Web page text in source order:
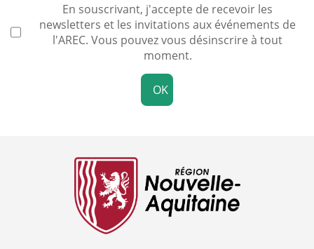
En souscrivant, j'accepte de recevoir les
newsletters et les invitations aux événements de
l'AREC. Vous pouvez vous désinscrire à tout
moment.